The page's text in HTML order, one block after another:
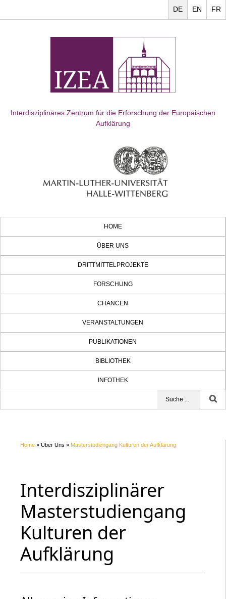
FR
EN
DE
Interdisziplinäres Zentrum für die Erforschung der Europäischen
Aufklärung
HOME
ÜBER UNS
DRITTMITTELPROJEKTE
FORSCHUNG
CHANCEN
VERANSTALTUNGEN
PUBLIKATIONEN
BIBLIOTHEK
INFOTHEK
Home » Über Uns » Masterstudiengang Kulturen der Aufklärung
Interdisziplinärer
Masterstudiengang
Kulturen der
Aufklärung